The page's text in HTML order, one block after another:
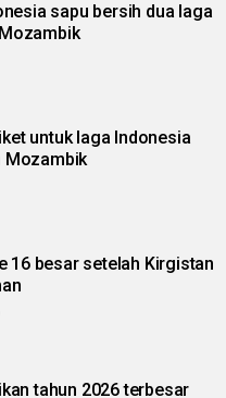
sapu bersih dua laga
untuk laga Indonesia
Mozambik
16 besar setelah Kirgistan
tahun 2026 terbesar